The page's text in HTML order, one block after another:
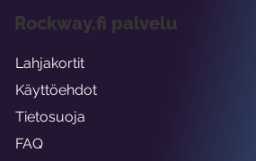
Rockway.fi palvelu
Lahjakortit
Käyttöehdot
Tietosuoja
FAQ